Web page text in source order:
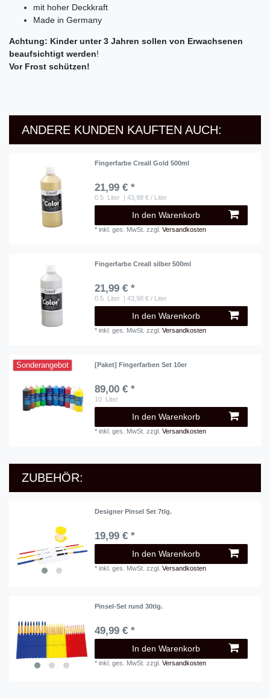
mit hoher Deckkraft
Made in Germany
Achtung: Kinder unter 3 Jahren sollen von Erwachsenen
beaufsichtigt werden!
Vor Frost schützen!
ANDERE KUNDEN KAUFTEN AUCH:
Fingerfarbe Creall Gold 500ml
21,99 € *
0.5 Liter | 43,98 € / Liter
In den Warenkorb
*inkl. ges. MwSt. zzgl.Versandkosten
Fingerfarbe Creall silber 500ml
21,99 € *
0.5 Liter | 43,98 € / Liter
In den Warenkorb
*inkl. ges. MwSt. zzgl.Versandkosten
Sonderangebot [Paket] Fingerfarben Set 10er
89,00 € *
10 Liter
In den Warenkorb
*inkl. ges. MwSt. zzgl.Versandkosten
ZUBEHÖR:
Designer Pinsel Set 7tlg.
19,99 € *
In den Warenkorb
*inkl. ges. MwSt. zzgl.Versandkosten
Pinsel-Set rund 30tlg.
49,99 € *
In den Warenkorb
*inkl. ges. MwSt. zzgl.Versandkosten